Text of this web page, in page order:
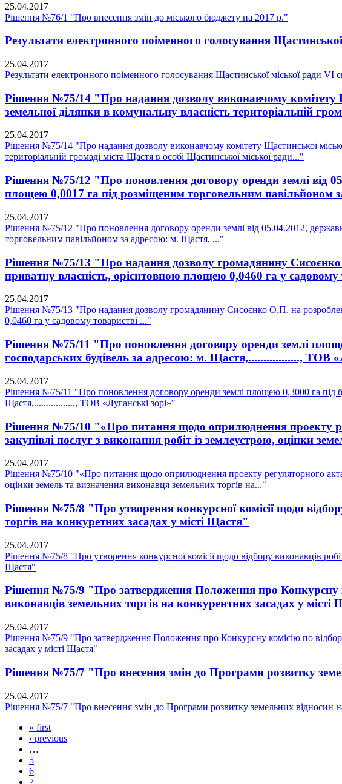
25.04.2017
Рішення №76/1 "Про внесення змін до міського бюджету на 2017 р."
Результати електронного поіменного голосування
25.04.2017
Результати електронного поіменного голосування Щастинської міської ради
Рішення №75/14 "Про надання дозволу виконавчому комітету
земельної ділянки в комунальну власність територіальній
25.04.2017
Рішення №75/14 "Про надання дозволу виконавчому комітету Щастинської
територіальній громаді міста Щастя в особі Щастинської міської ради..."
Рішення №75/12 "Про поновлення договору оренди землі від
площею 0,0017 га під розміщеним торговельним павільйоном
25.04.2017
Рішення №75/12 "Про поновлення договору оренди землі від 05.04.2012,
торговельним павільйоном за адресою: м. Щастя, ..."
Рішення №75/13 "Про надання дозволу громадянину Сисоєнко
приватну власність, орієнтовною площею 0,0460 га у садовому
25.04.2017
Рішення №75/13 "Про надання дозволу громадянину Сисоєнко О.П. на
0,0460 га у садовому товаристві ..."
Рішення №75/11 "Про поновлення договору оренди землі
господарських будівель за адресою: м. Щастя,................., ТОВ
25.04.2017
Рішення №75/11 "Про поновлення договору оренди землі площею 0,3000 га під
Щастя,................., ТОВ «Луганські зорі»"
Рішення №75/10 "«Про питання щодо оприлюднення проекту
закупівлі послуг з виконання робіт із землеустрою, оцінки
25.04.2017
Рішення №75/10 "«Про питання щодо оприлюднення проекту регуляторного акта
оцінки земель та визначення виконавця земельних торгів на..."
Рішення №75/8 "Про утворення конкурсної комісії щодо
торгів на конкуретних засадах у місті Щастя"
25.04.2017
Рішення №75/8 "Про утворення конкурсної комісії щодо відбору виконавців
Щастя"
Рішення №75/9 "Про затвердження Положення про Конкурсну
виконавців земельних торгів на конкурентних засадах у місті
25.04.2017
Рішення №75/9 "Про затвердження Положення про Конкурсну комісію по
засадах у місті Щастя"
Рішення №75/7 "Про внесення змін до Програми розвитку
25.04.2017
Рішення №75/7 "Про внесення змін до Програми розвитку земельних відносин
« first
‹ previous
…
5
6
7